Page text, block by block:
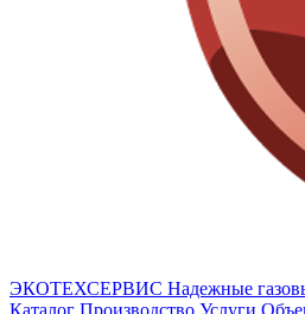
ЭКОТЕХСЕРВИС Надежные
Каталог Производство Услуги